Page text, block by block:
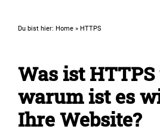
Du bist hier: Home » HTTPS
Was ist
warum ist es
Ihre Website?